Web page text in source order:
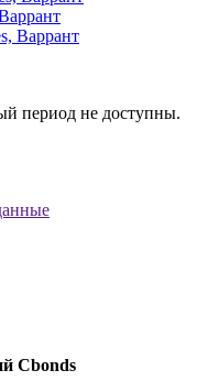
Варрант
период не доступны.
Cbonds